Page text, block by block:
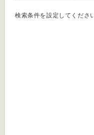
検索条件を設定してくださ